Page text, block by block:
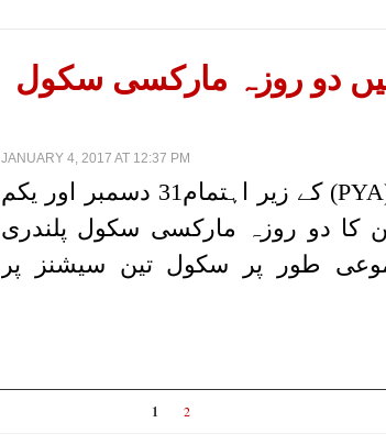
دو روزہ مارکسی سکول
JANUARY 4, 2017 AT 12:37 PM
پروگریسو یوتھ الائنس(PYA) کے زیر اہتمام31 دسمبر اور یکم
کا دو روزہ مارکسی سکول پلندری
طور پر سکول تین سیشنز پر
1 2